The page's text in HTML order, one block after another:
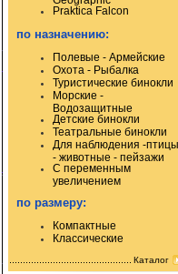
Praktica Falcon
по назначению:
Полевые - Армейские
Охота - Рыбалка
Туристические бинокли
Морские -
Водозащитные
Детские бинокли
Театральные бинокли
Для наблюдения -птицы
- животные - пейзажи
С переменным
увеличением
по размеру:
Компактные
Классические
Каталог